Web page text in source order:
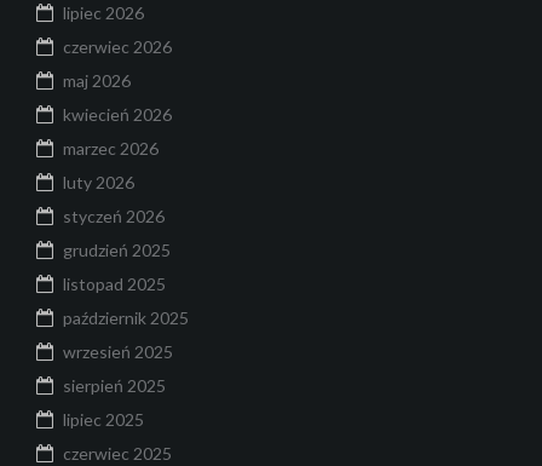
lipiec 2026
czerwiec 2026
maj 2026
kwiecień 2026
marzec 2026
luty 2026
styczeń 2026
grudzień 2025
listopad 2025
październik 2025
wrzesień 2025
sierpień 2025
lipiec 2025
czerwiec 2025